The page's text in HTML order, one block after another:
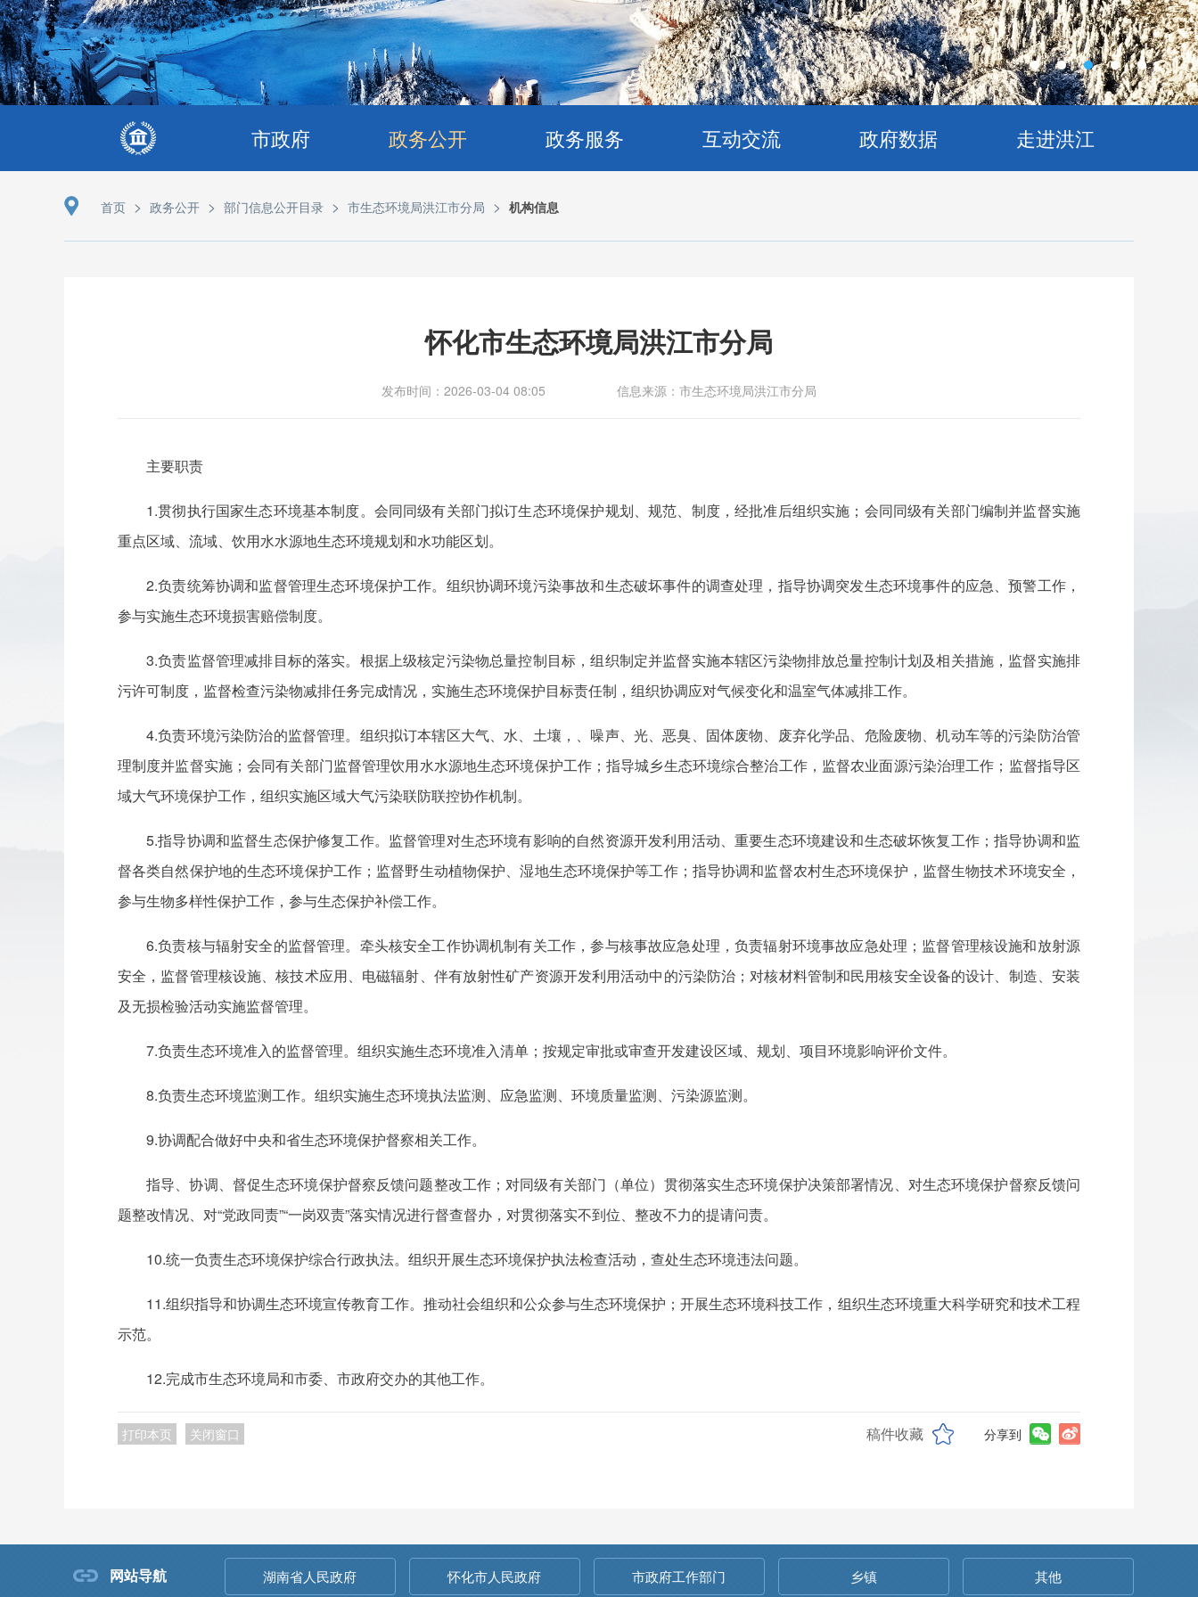
市政府 政务公开 政务服务 互动交流 政府数据 走进洪江
首页 > 政务公开 > 部门信息公开目录 > 市生态环境局洪江市分局 > 机构信息
怀化市生态环境局洪江市分局
发布时间：2026-03-04 08:05 信息来源：市生态环境局洪江市分局
主要职责
1.贯彻执行国家生态环境基本制度。会同同级有关部门拟订生态环境保护规划、规范、制度，经批准后组织实施；会同同级有关部门编制并监督实施
重点区域、流域、饮用水水源地生态环境规划和水功能区划。
2.负责统筹协调和监督管理生态环境保护工作。组织协调环境污染事故和生态破坏事件的调查处理，指导协调突发生态环境事件的应急、预警工作，
参与实施生态环境损害赔偿制度。
3.负责监督管理减排目标的落实。根据上级核定污染物总量控制目标，组织制定并监督实施本辖区污染物排放总量控制计划及相关措施，监督实施排
污许可制度，监督检查污染物减排任务完成情况，实施生态环境保护目标责任制，组织协调应对气候变化和温室气体减排工作。
4.负责环境污染防治的监督管理。组织拟订本辖区大气、水、土壤，、噪声、光、恶臭、固体废物、废弃化学品、危险废物、机动车等的污染防治管
理制度并监督实施；会同有关部门监督管理饮用水水源地生态环境保护工作；指导城乡生态环境综合整治工作，监督农业面源污染治理工作；监督指导区
域大气环境保护工作，组织实施区域大气污染联防联控协作机制。
5.指导协调和监督生态保护修复工作。监督管理对生态环境有影响的自然资源开发利用活动、重要生态环境建设和生态破坏恢复工作；指导协调和监
督各类自然保护地的生态环境保护工作；监督野生动植物保护、湿地生态环境保护等工作；指导协调和监督农村生态环境保护，监督生物技术环境安全，
参与生物多样性保护工作，参与生态保护补偿工作。
6.负责核与辐射安全的监督管理。牵头核安全工作协调机制有关工作，参与核事故应急处理，负责辐射环境事故应急处理；监督管理核设施和放射源
安全，监督管理核设施、核技术应用、电磁辐射、伴有放射性矿产资源开发利用活动中的污染防治；对核材料管制和民用核安全设备的设计、制造、安装
及无损检验活动实施监督管理。
7.负责生态环境准入的监督管理。组织实施生态环境准入清单；按规定审批或审查开发建设区域、规划、项目环境影响评价文件。
8.负责生态环境监测工作。组织实施生态环境执法监测、应急监测、环境质量监测、污染源监测。
9.协调配合做好中央和省生态环境保护督察相关工作。
指导、协调、督促生态环境保护督察反馈问题整改工作；对同级有关部门（单位）贯彻落实生态环境保护决策部署情况、对生态环境保护督察反馈问
题整改情况、对“党政同责”“一岗双责”落实情况进行督查督办，对贯彻落实不到位、整改不力的提请问责。
10.统一负责生态环境保护综合行政执法。组织开展生态环境保护执法检查活动，查处生态环境违法问题。
11.组织指导和协调生态环境宣传教育工作。推动社会组织和公众参与生态环境保护；开展生态环境科技工作，组织生态环境重大科学研究和技术工程
示范。
12.完成市生态环境局和市委、市政府交办的其他工作。
打印本页 关闭窗口 稿件收藏 分享到
网站导航 湖南省人民政府 怀化市人民政府 市政府工作部门 乡镇 其他